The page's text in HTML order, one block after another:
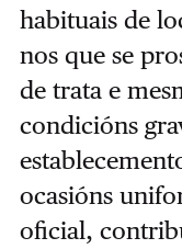
habituais de
nos que se
de trata e
condicións
ocasións
oficial,